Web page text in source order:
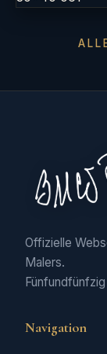
Offizielle
Malers.
Navigation